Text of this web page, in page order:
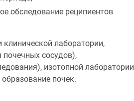
обследование реципиентов
лаборатории,
почечных сосудов),
изотопной лаборатории
почек.